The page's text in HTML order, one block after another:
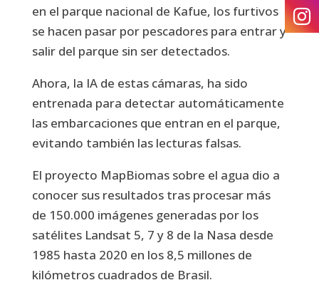
en el parque nacional de Kafue, los furtivos
se hacen pasar por pescadores para entrar y
salir del parque sin ser detectados.
Ahora, la IA de estas cámaras, ha sido
entrenada para detectar automáticamente
las embarcaciones que entran en el parque,
evitando también las lecturas falsas.
El proyecto MapBiomas sobre el agua dio a
conocer sus resultados tras procesar más
de 150.000 imágenes generadas por los
satélites Landsat 5, 7 y 8 de la Nasa desde
1985 hasta 2020 en los 8,5 millones de
kilómetros cuadrados de Brasil.